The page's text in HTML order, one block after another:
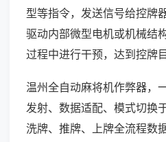
型等指令，发送信号给控牌
驱动内部微型电机或机械结
过程中进行干预，达到控牌目
温州全自动麻将机作弊器，
发射、数据适配、模式切换
洗牌、推牌、上牌全流程数